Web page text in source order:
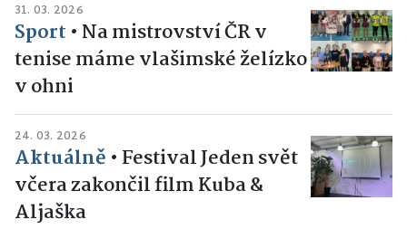
31. 03. 2026
Sport • Na mistrovství ČR v
tenise máme vlašimské želízko
v ohni
24. 03. 2026
Aktuálně • Festival Jeden svět
včera zakončil film Kuba &
Aljaška